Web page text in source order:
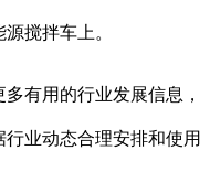
搅拌车上。
有用的行业发展信息，
业动态合理安排和使用